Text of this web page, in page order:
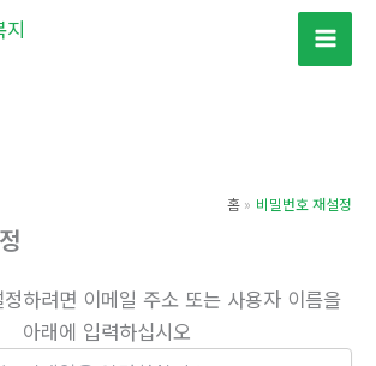
홈 비밀번호 재설정
하려면 이메일 주소 또는 사용자 이름을
아래에 입력하십시오